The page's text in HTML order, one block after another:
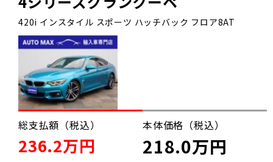
420i インスタイル スポーツ ハッチバック フロア8AT
総支払額（税込）
236.2万円
本体価格（税込）
218.0万円